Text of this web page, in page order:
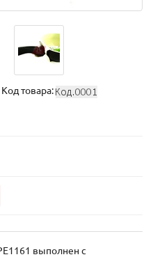
Код товара:
выполнен с